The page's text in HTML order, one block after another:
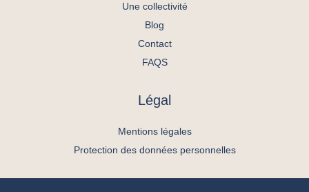
Une collectivité
Blog
Contact
FAQS
Légal
Mentions légales
Protection des données personnelles